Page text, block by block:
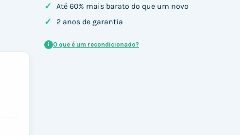
✓ Até 60% mais barato do que um novo
✓ 2 anos de garantia
i O que é um recondicionado?